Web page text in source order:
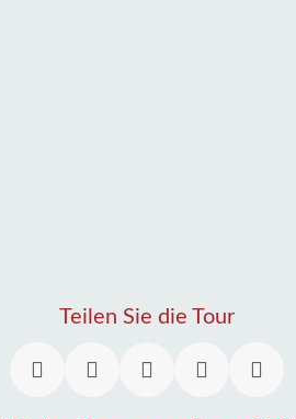
Teilen Sie die Tour